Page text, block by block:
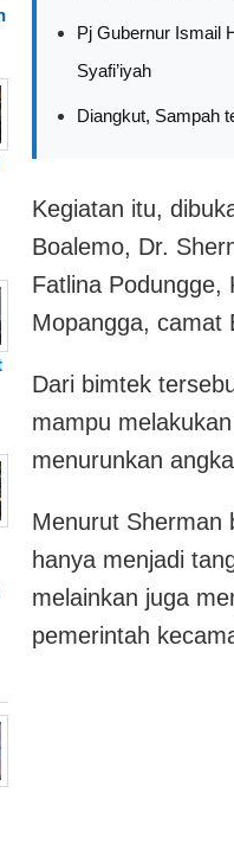
Pj Gubernur Ismail
Syafi’iyah
Diangkut, Sampah
Kegiatan itu,
Boalemo, Dr.
Fatlina Podungge,
Mopangga, camat
Dari bimtek
mampu
menurunkan
Menurut Sherman
hanya menjadi
melainkan juga
pemerintah